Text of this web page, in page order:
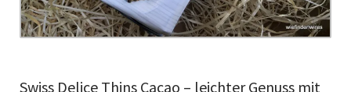
Swiss Delice Thins Cacao – leichter Genuss mit